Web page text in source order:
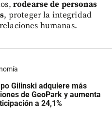
rodearse de personas
, proteger la integridad
humanas.
Gilinski adquiere más
de GeoPark y aumenta
a 24,1%